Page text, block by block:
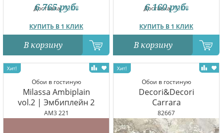
Доставка:13.08
КУПИТЬ В 1 КЛИК
6 765 руб.
В корзину
Доставка:13.08
КУПИТЬ В 1 КЛИК
6 160 руб.
В корзину
Обои в гостиную
Milassa Ambiplain
vol.2 | Эмбиплейн 2
AM3 221
Обои в гостиную
Decori&Decori
Carrara
82667